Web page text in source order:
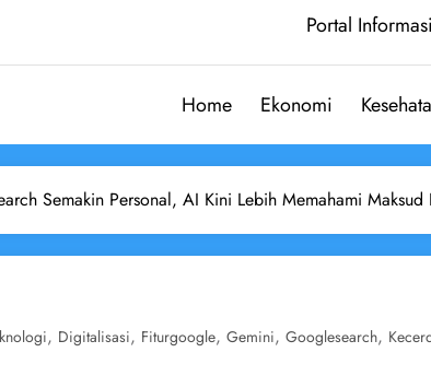
Portal
Home Ekonomi
Semakin Personal, AI Kini Lebih Memahami Maksud
, Digitalisasi, Fiturgoogle, Gemini, Googlesearch,